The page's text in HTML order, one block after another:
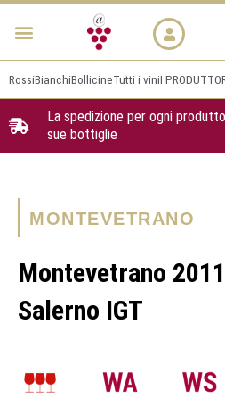
Vai
Menu
RossiBianchiBollicineTutti i viniI
La spedizione per ogni
sue bottiglie
MONTEVETRANO
Montevetrano
Salerno IGT